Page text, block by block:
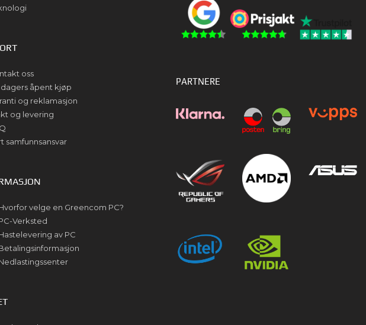
oss
åpent kjøp
og reklamasjon
og levering
samfunnsansvar
velge en Greencom PC?
Verksted
av PC
PARTNERE